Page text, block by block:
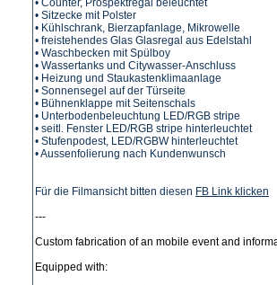
• Counter, Prospektregal beleuchtet
• Sitzecke mit Polster
• Kühlschrank, Bierzapfanlage, Mikrowelle
• freistehendes Glas Glasregal aus Edelstahl
• Waschbecken mit Spülboy
• Wassertanks und Citywasser-Anschluss
• Heizung und Staukastenklimaanlage
• Sonnensegel auf der Türseite
• Bühnenklappe mit Seitenschals
• Unterbodenbeleuchtung LED/RGB stripe
• seitl. Fenster LED/RGB stripe hinterleuchtet
• Stufenpodest, LED/RGBW hinterleuchtet
• Aussenfolierung nach Kundenwunsch
Für die Filmansicht bitten diesen FB Link klicken
---
Custom fabrication of an mobile event and
Equipped with: